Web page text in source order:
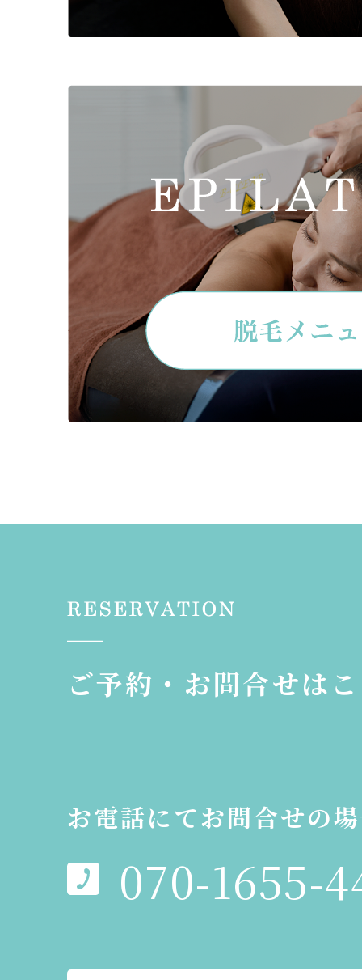
ご予約・お問合せは
お電話にてお問合せの
070-1655-